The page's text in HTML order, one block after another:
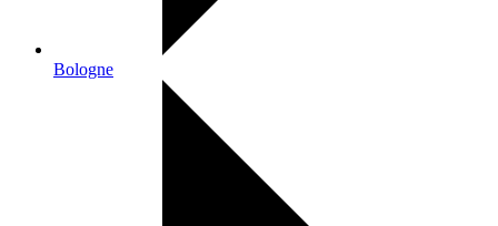
Bologne